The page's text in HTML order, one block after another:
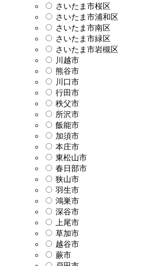
さいたま市桜区
さいたま市浦和区
さいたま市南区
さいたま市緑区
さいたま市岩槻区
川越市
熊谷市
川口市
行田市
秩父市
所沢市
飯能市
加須市
本庄市
東松山市
春日部市
狭山市
羽生市
鴻巣市
深谷市
上尾市
草加市
越谷市
蕨市